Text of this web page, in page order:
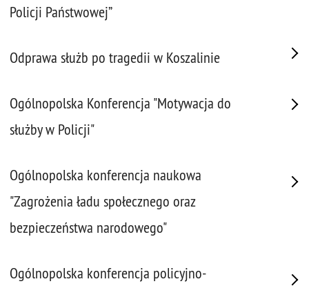
Policji Państwowej”
Odprawa służb po tragedii w Koszalinie
Ogólnopolska Konferencja "Motywacja do
służby w Policji"
Ogólnopolska konferencja naukowa
"Zagrożenia ładu społecznego oraz
bezpieczeństwa narodowego"
Ogólnopolska konferencja policyjno-